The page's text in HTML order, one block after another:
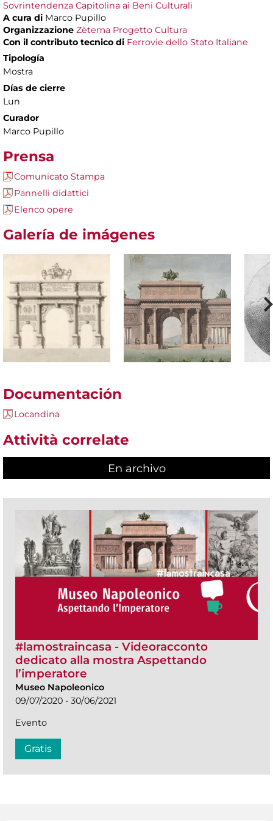
Sovrintendenza Capitolina ai Beni Culturali
A cura di Marco Pupillo
Organizzazione Zètema Progetto Cultura
Con il contributo tecnico di Ferrovie dello Stato Italiane
Tipología
Mostra
Días de cierre
Lun
Curador
Marco Pupillo
Prensa
Comunicato Stampa
Pannelli didattici
Elenco opere
Galería de imágenes
Documentación
Locandina
Attività correlate
En archivo
#lamostraincasa - Videoracconto
dedicato alla mostra Aspettando
l’imperatore
Museo Napoleonico
09/07/2020 - 30/06/2021
Evento
Gratis